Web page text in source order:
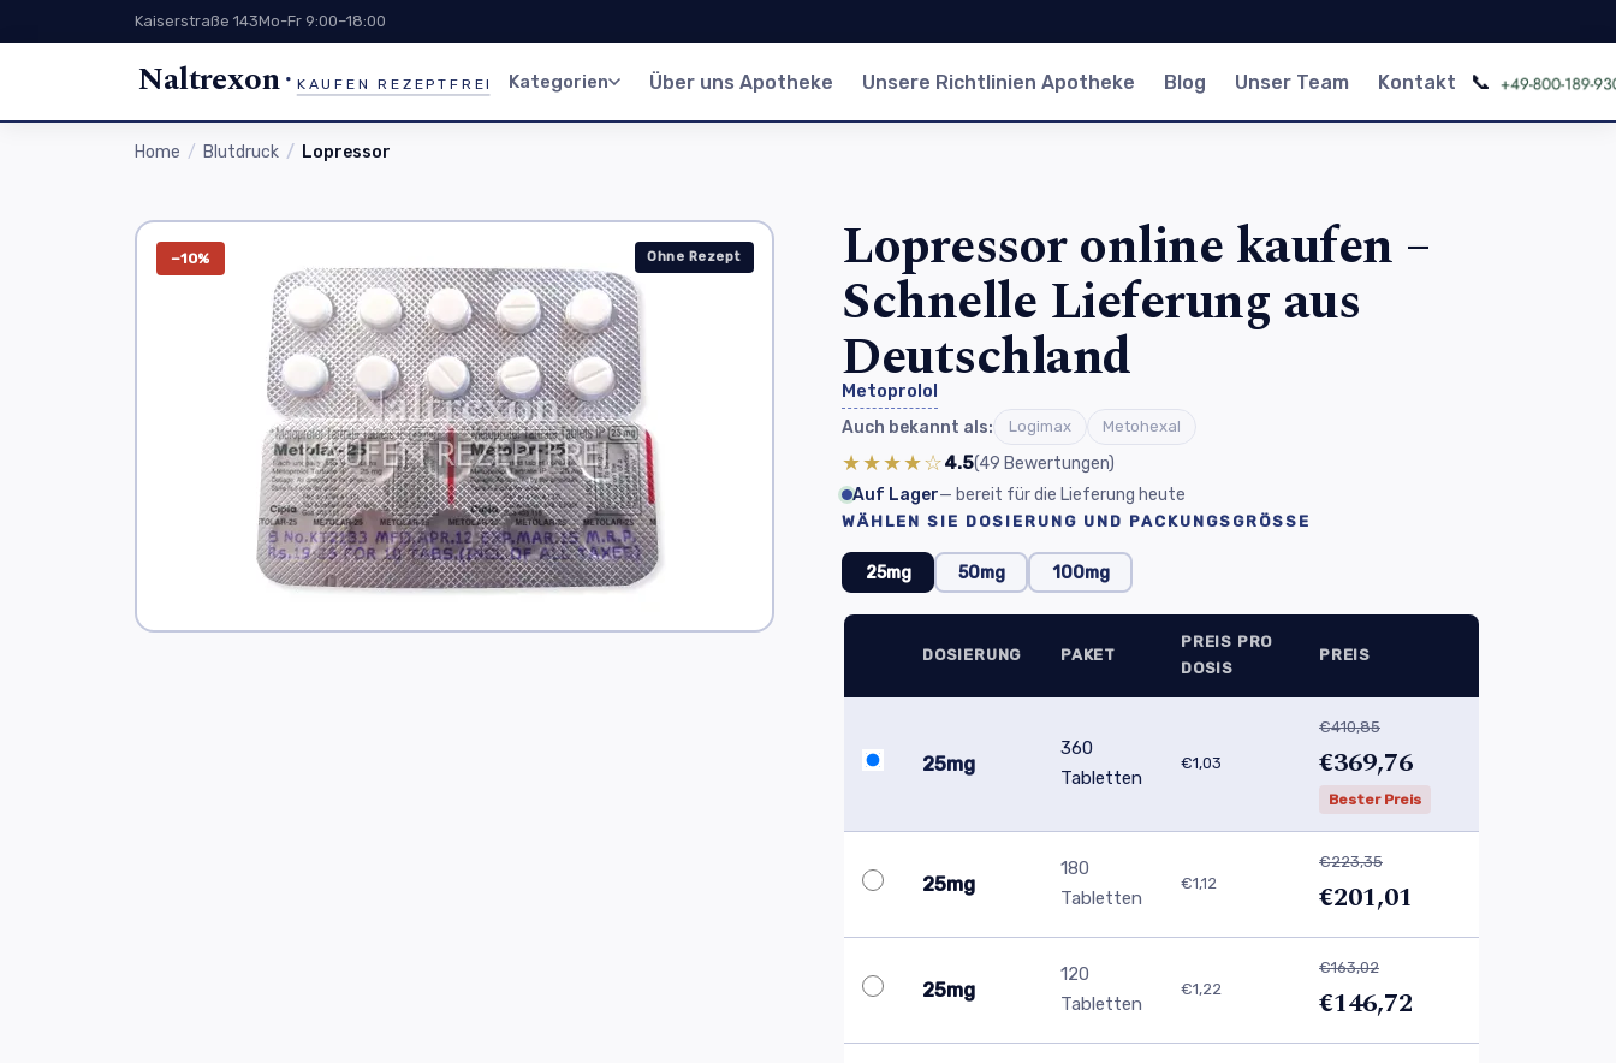
Kaiserstraße 143Mo-Fr 9:00–18:00
Naltrexon KAUFEN REZEPTFREI Kategorien Über uns Apotheke Unsere Richtlinien Apotheke Blog Unser Team Kontakt 📞
Home Blutdruck Lopressor
−10% Ohne Rezept Lopressor online kaufen –
Schnelle Lieferung aus
Deutschland
Metoprolol
Auch bekannt als: Logimax Metohexal
★★★★☆4.5(49 Bewertungen)
Auf Lager— bereit für die Lieferung heute
WÄHLEN SIE DOSIERUNG UND PACKUNGSGRÖSSE
25mg 50mg 100mg
DOSIERUNG PAKET
PREIS PRO
DOSIS
PREIS
25mg
360
Tabletten
€1,03
€410,85
€369,76
Bester Preis
25mg
180
Tabletten
€1,12
€223,35
€201,01
25mg
120
Tabletten
€1,22
€163,02
€146,72